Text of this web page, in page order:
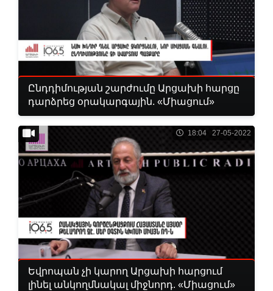
Ընդդիմության շարժումը Արցախի հարցը
դարձրեց օրակարգային. «Միացում»
18:04 27-05-2022
Եվրոպան չի կարող Արցախի հարցում
լինել անկողմնակալ միջնորդ. «Միացում»